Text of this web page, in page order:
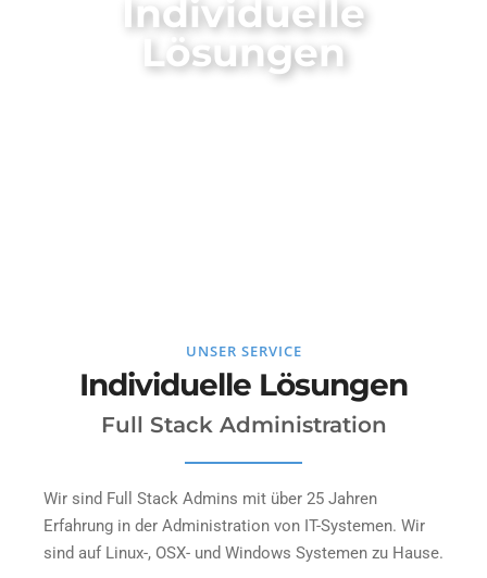
Individuelle
Lösungen
UNSER SERVICE
Individuelle Lösungen
Full Stack Administration
Wir sind Full Stack Admins mit über 25 Jahren
Erfahrung in der Administration von IT-Systemen. Wir
sind auf Linux-, OSX- und Windows Systemen zu Hause.